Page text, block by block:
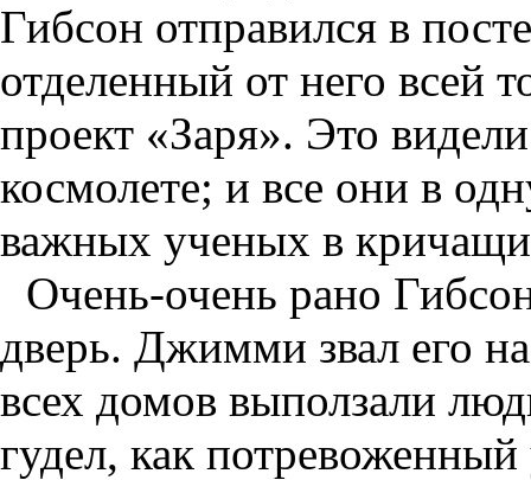
Гибсон отправился в
отделенный от него всей
проект «Заря». Это
космолете; и все они в
важных ученых в
Очень-очень рано
дверь. Джимми звал его
всех домов выползали
гудел, как